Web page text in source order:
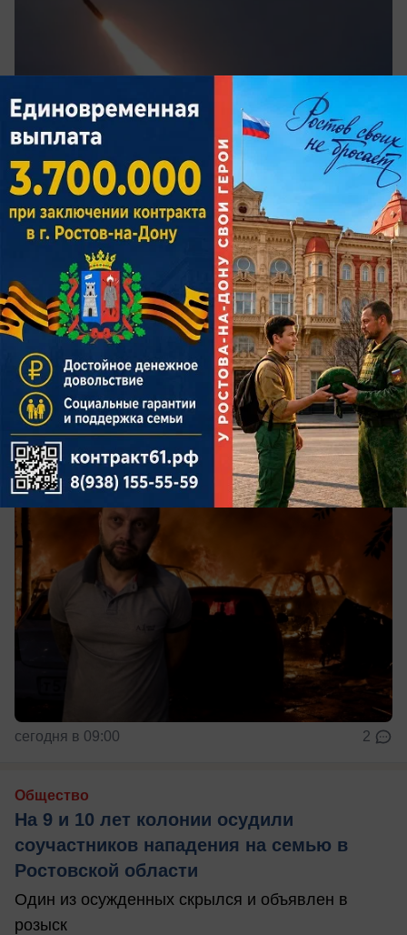
сегодня в 09:35 0
Общество
Сгубила жадность? Что грозит
виновнику пожара на АЗС в Ростове
Эксперт ответил, может ли ответственность
понести сама автозаправочная станция
сегодня в 09:00 2
Общество
На 9 и 10 лет колонии осудили
соучастников нападения на семью в
Ростовской области
Один из осужденных скрылся и объявлен в
розыск